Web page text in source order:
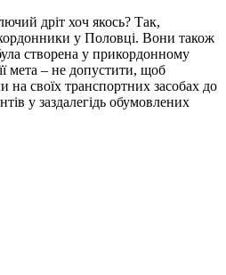
дріт хоч якось? Так,
у Половці. Вони також
створена у прикордонному
мета – не допустити, щоб
на своїх транспортних засобах до
у заздалегідь обумовлених